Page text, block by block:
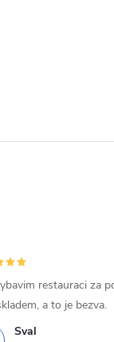
Sval
restauraci za
a to je bezva.